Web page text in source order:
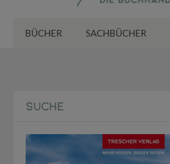
BÜCHER SACHBÜCHER
SUCHE